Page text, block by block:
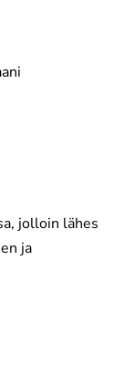
jolloin lähes
ja